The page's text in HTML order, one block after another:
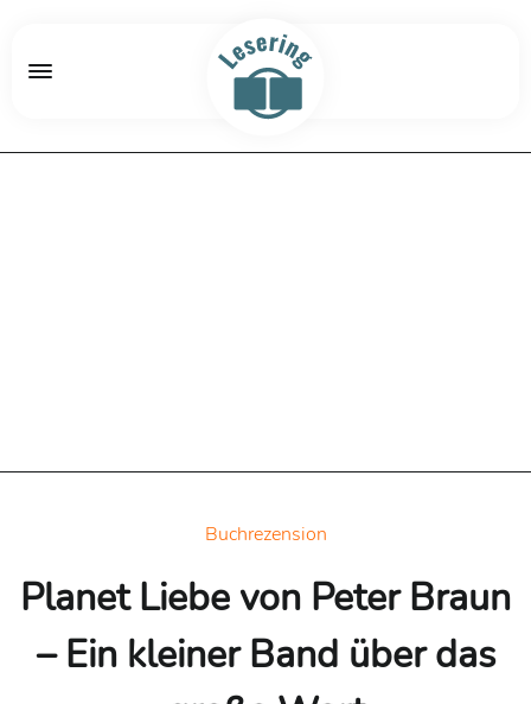
Buchrezension
Planet Liebe von Peter Braun
– Ein kleiner Band über das